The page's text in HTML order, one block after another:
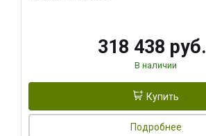
318 438 руб.
В наличии
Купить
Подробнее